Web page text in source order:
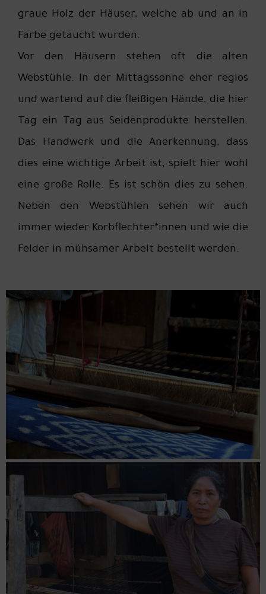
graue Holz der Häuser, welche ab und an in
Farbe getaucht wurden.
Vor den Häusern stehen oft die alten
Webstühle. In der Mittagssonne eher reglos
und wartend auf die fleißigen Hände, die hier
Tag ein Tag aus Seidenprodukte herstellen.
Das Handwerk und die Anerkennung, dass
dies eine wichtige Arbeit ist, spielt hier wohl
eine große Rolle. Es ist schön dies zu sehen.
Neben den Webstühlen sehen wir auch
immer wieder Korbflechter*innen und wie die
Felder in mühsamer Arbeit bestellt werden.